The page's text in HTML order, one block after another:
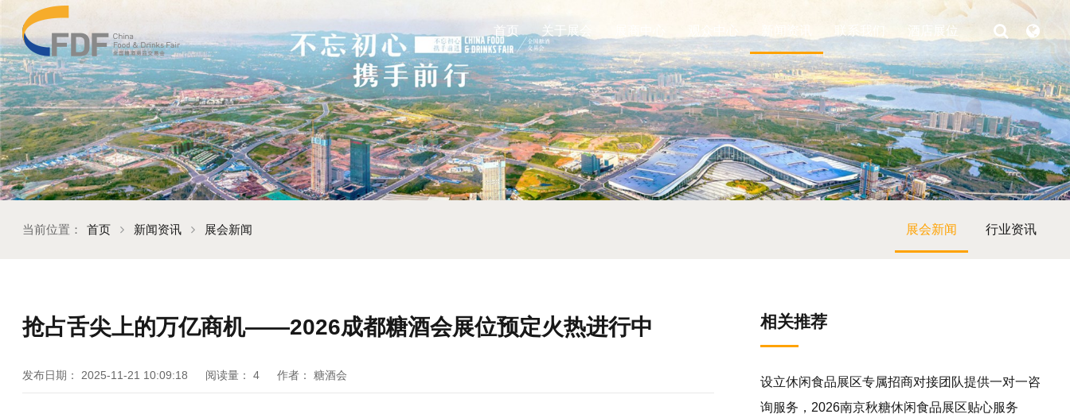
首页 关于展会 酒店展位
当前位置： 首页 新闻资讯 展会新闻 展会新闻 行业资讯
抢占舌尖上的万亿商机——2026成都糖酒会展位预定火热进行中
发布日期： 2025-11-21 10:09:18 阅读量： 4 作者： 糖酒会
相关推荐
设立休闲食品展区专属招商对接团队提供一对一咨
询服务，2026南京秋糖休闲食品展区贴心服务